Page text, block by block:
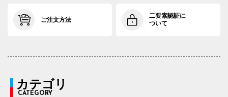
ご注文方法
二要素認証に
ついて
カテゴリ
CATEGORY